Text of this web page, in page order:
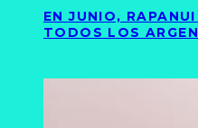
EN JUNIO,
TODOS LOS